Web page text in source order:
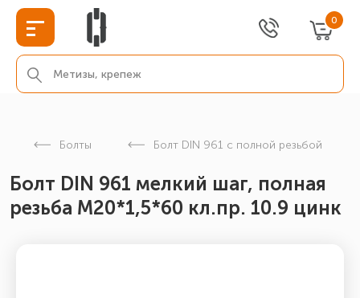
0
Болты Болт DIN 961 с полной резьбой
Болт DIN 961 мелкий шаг, полная
резьба М20*1,5*60 кл.пр. 10.9 цинк